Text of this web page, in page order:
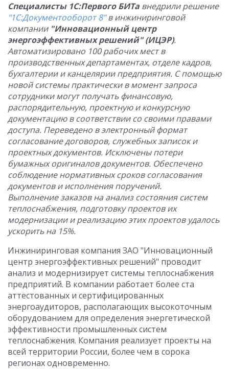
Специалисты 1С:Первого БИТа внедрили решение
"1С:Документооборот 8"в инжиниринговой
компании "Инновационный центр
энергоэффективных решений" (ИЦЭР).
Автоматизировано 100 рабочих мест в
производственных департаментах, отделе кадров,
бухгалтерии и канцелярии предприятия. С помощью
новой системы практически в момент запроса
сотрудники могут получать финансовую,
распорядительную, проектную и конкурсную
документацию в соответствии со своими правами
доступа. Переведено в электронный формат
согласование договоров, служебных записок и
проектных документов. Исключены потери
бумажных оригиналов документов. Обеспечено
соблюдение нормативных сроков согласования
документов и исполнения поручений.
Выполнение заказов на анализ состояния систем
теплоснабжения, подготовку проектов их
модернизации и реализацию этих проектов удалось
ускорить на 15%.
Инжиниринговая компания ЗАО "Инновационный
центр энергоэффективных решений" проводит
анализ и модернизирует системы теплоснабжения
предприятий. В компании работает более ста
аттестованных и сертифицированных
энергоаудиторов, располагающих высокоточным
оборудованием для определения энергетической
эффективности промышленных систем
теплоснабжения. Компания реализует проекты на
всей территории России, более чем в сорока
регионах одновременно.